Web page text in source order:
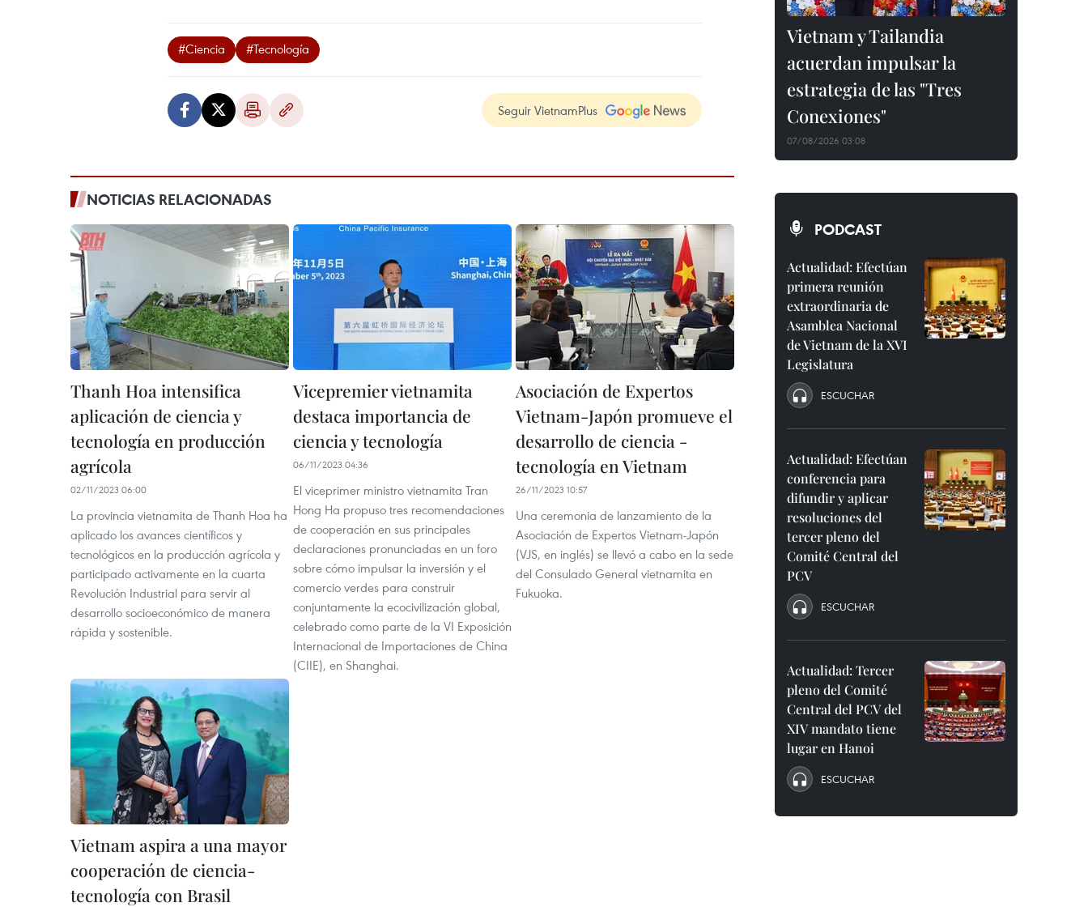
#Ciencia #Tecnología
Seguir VietnamPlus
NOTICIAS RELACIONADAS
Thanh Hoa intensifica
aplicación de ciencia y
tecnología en producción
agrícola
02/11/2023 06:00
La provincia vietnamita de Thanh Hoa ha
aplicado los avances científicos y
tecnológicos en la producción agrícola y
participado activamente en la cuarta
Revolución Industrial para servir al
desarrollo socioeconómico de manera
rápida y sostenible.
Vicepremier vietnamita
destaca importancia de
ciencia y tecnología
06/11/2023 04:36
El viceprimer ministro vietnamita Tran
Hong Ha propuso tres recomendaciones
de cooperación en sus principales
declaraciones pronunciadas en un foro
sobre cómo impulsar la inversión y el
comercio verdes para construir
conjuntamente la ecocivilización global,
celebrado como parte de la VI Exposición
Internacional de Importaciones de China
(CIIE), en Shanghai.
Asociación de Expertos
Vietnam-Japón promueve el
desarrollo de ciencia -
tecnología en Vietnam
26/11/2023 10:57
Una ceremonia de lanzamiento de la
Asociación de Expertos Vietnam-Japón
(VJS, en inglés) se llevó a cabo en la sede
del Consulado General vietnamita en
Fukuoka.
Vietnam aspira a una mayor
cooperación de ciencia-
tecnología con Brasil
Vietnam y Tailandia
acuerdan impulsar la
estrategia de las "Tres
Conexiones"
07/08/2026 03:08
PODCAST
Actualidad: Efectúan
primera reunión
extraordinaria de
Asamblea Nacional
de Vietnam de la XVI
Legislatura
ESCUCHAR
Actualidad: Efectúan
conferencia para
difundir y aplicar
resoluciones del
tercer pleno del
Comité Central del
PCV
ESCUCHAR
Actualidad: Tercer
pleno del Comité
Central del PCV del
XIV mandato tiene
lugar en Hanoi
ESCUCHAR